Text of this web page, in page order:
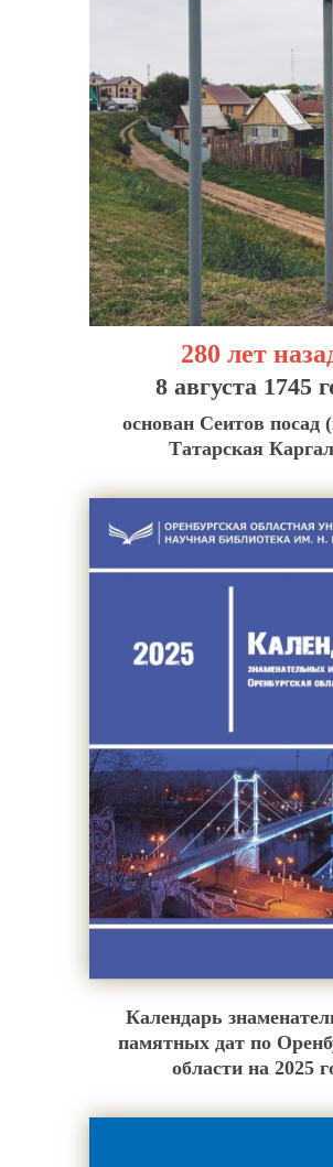
280 лет
8 августа 1745
основан Сеитов посад
Татарская
Календарь
памятных дат по
области на 2025